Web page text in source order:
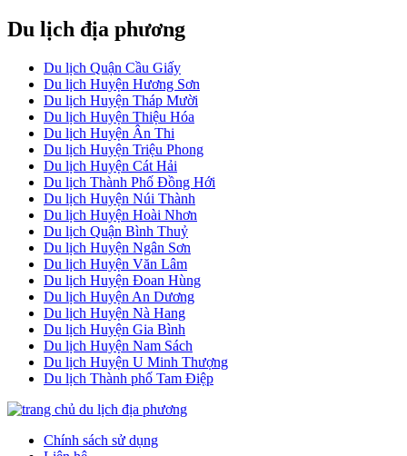
Du lịch địa phương
Du lịch Quận Cầu Giấy
Du lịch Huyện Hương Sơn
Du lịch Huyện Tháp Mười
Du lịch Huyện Thiệu Hóa
Du lịch Huyện Ân Thi
Du lịch Huyện Triệu Phong
Du lịch Huyện Cát Hải
Du lịch Thành Phố Đồng Hới
Du lịch Huyện Núi Thành
Du lịch Huyện Hoài Nhơn
Du lịch Quận Bình Thuỷ
Du lịch Huyện Ngân Sơn
Du lịch Huyện Văn Lâm
Du lịch Huyện Đoan Hùng
Du lịch Huyện An Dương
Du lịch Huyện Nà Hang
Du lịch Huyện Gia Bình
Du lịch Huyện Nam Sách
Du lịch Huyện U Minh Thượng
Du lịch Thành phố Tam Điệp
Chính sách sử dụng